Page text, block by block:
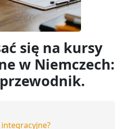
się na kursy
w Niemczech:
przewodnik.